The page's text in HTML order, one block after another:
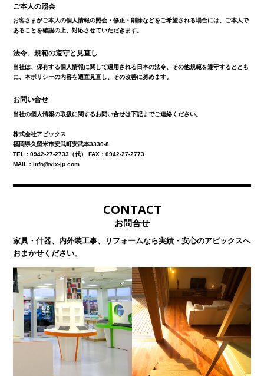
ご本人の照会
お客さまがご本人の個人情報の照会・修正・削除などをご希望される場合には、ご本人で
あることを確認の上、対応させていただきます。
法令、規範の遵守と見直し
当社は、保有する個人情報に関して適用される日本の法令、その他規範を遵守するととも
に、本ポリシーの内容を適宜見直し、その改善に努めます。
お問い合せ
当社の個人情報の取扱に関するお問い合せは下記までご連絡ください。
株式会社アビックス
福岡県久留米市安武町安武本3330-8
TEL：0942-27-2733（代） FAX：0942-27-2773
MAIL：info@vix-jp.com
CONTACT
お問合せ
家具・什器、内外装工事、リフォームなら実績・安心のアビックスへ
おまかせください。